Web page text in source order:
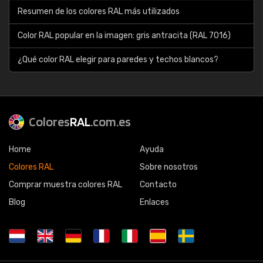
Resumen de los colores RAL más utilizados
Color RAL popular en la imagen: gris antracita (RAL 7016)
¿Qué color RAL elegir para paredes y techos blancos?
ColoresRAL.com.es
Home
Colores RAL
Comprar muestra colores RAL
Blog
Ayuda
Sobre nosotros
Contacto
Enlaces